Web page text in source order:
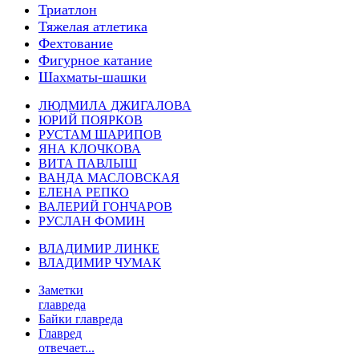
Триатлон
Тяжелая атлетика
Фехтование
Фигурное катание
Шахматы-шашки
ЛЮДМИЛА ДЖИГАЛОВА
ЮРИЙ ПОЯРКОВ
РУСТАМ ШАРИПОВ
ЯНА КЛОЧКОВА
ВИТА ПАВЛЫШ
ВАНДА МАСЛОВСКАЯ
ЕЛЕНА РЕПКО
ВАЛЕРИЙ ГОНЧАРОВ
РУСЛАН ФОМИН
ВЛАДИМИР ЛИНКЕ
ВЛАДИМИР ЧУМАК
Заметки
главреда
Байки главреда
Главред
отвечает...